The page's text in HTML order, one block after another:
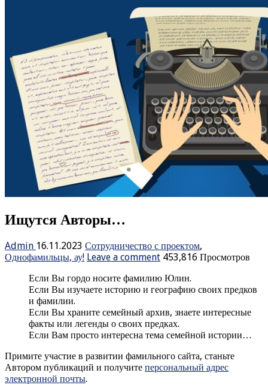
Ищутся Авторы…
Admin 16.11.2023 Сотрудничество с проектом,
Однофамильцы, ау! Leave a comment 453,816 Просмотров
Если Вы гордо носите фамилию Юлин.
Если Вы изучаете историю и географию своих предков
и фамилии.
Если Вы храните семейный архив, знаете интересные
факты или легенды о своих предках.
Если Вам просто интересна тема семейной истории…
Примите участие в развитии фамильного сайта, станьте
Автором публикаций и получите персональный адрес
электронной почты.